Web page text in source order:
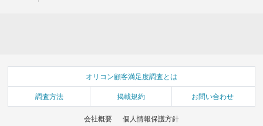
オリコン顧客満足度調査とは
調査方法 掲載規約 お問い合わせ
会社概要 個人情報保護方針